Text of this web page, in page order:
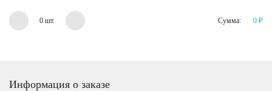
0 шт. Сумма: 0 ₽
Информация о заказе